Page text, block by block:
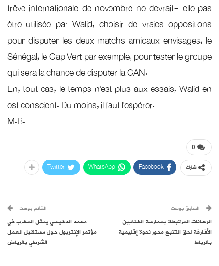
trêve internationale de novembre ne devrait- elle pas
être utilisée par Walid, choisir de vraies oppositions
pour disputer les deux matchs amicaux envisages, le
Sénégal, le Cap Vert par exemple, pour tester le groupe
qui sera la chance de disputer la CAN.
En, tout cas, le temps n’est plus aux essais, Walid en
est conscient. Du moins, il faut l’espérer.
M.B.
0
شارك Facebook
WhatsApp
Twitter
السابق بوست
الرهانات المرتبطة بممارسة الفنانين
الأفارقة لحق التتبع محور ندوة إقليمية
بالرباط
القادم بوست
محمد الدخيسي يمثل المغرب في
مؤتمر الإنتربول حول مستقبل العمل
الشرطي بالرياض